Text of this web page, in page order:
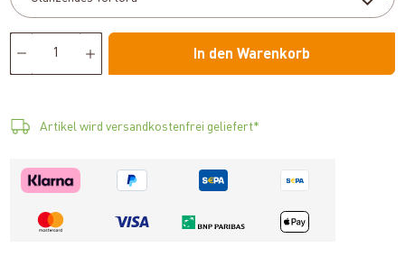
In den Warenkorb
Artikel wird versandkostenfrei geliefert*